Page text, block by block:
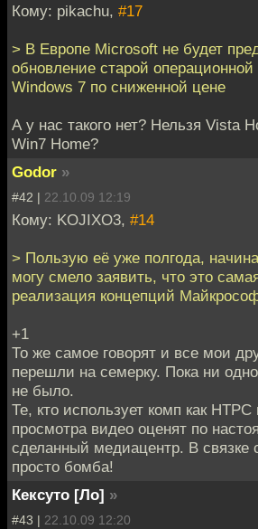
Кому: pikachu, #17
> В Европе Microsoft не будет
обновление старой
Windows 7 по сниженной цене
А у нас такого нет? Нельзя Vista
Win7 Home?
Godor »
#42 | 22.10.09 12:19
Кому: KOJIXO3, #14
> Пользую её уже полгода,
могу смело заявить, что это
реализация концепций
+1
То же самое говорят и все мои
перешли на семерку. Пока ни
не было.
Те, кто использует комп как
просмотра видео оценят по
сделанный медиацентр. В связке
просто бомба!
Кексуто [Ло] »
#43 | 22.10.09 12:20